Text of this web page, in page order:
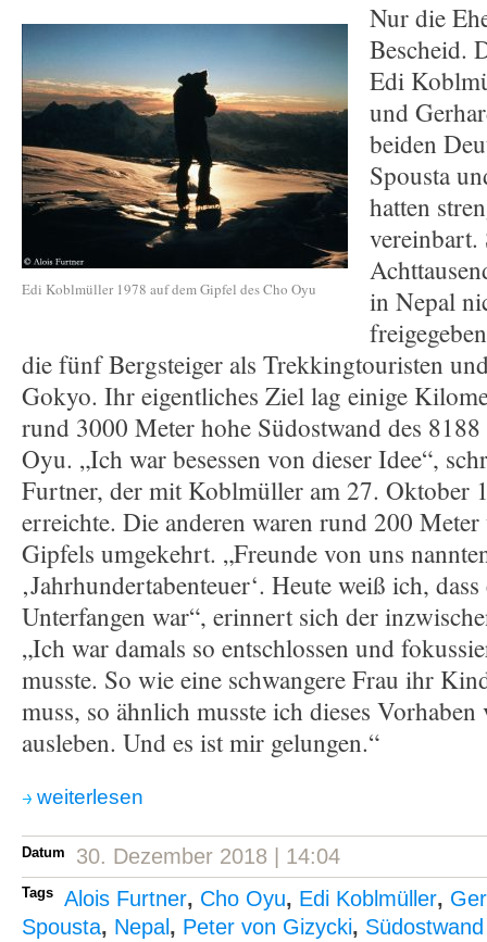
Edi Koblmüller 1978 auf dem Gipfel des Cho Oyu
Nur die
Bescheid.
Edi
und
beiden
Spousta
hatten
in Nepal
die fünf Bergsteiger als Trekkingtouristen
Gokyo. Ihr eigentliches Ziel lag einige
rund 3000 Meter hohe Südostwand des
Oyu. „Ich war besessen von dieser Idee“,
Furtner, der mit Koblmüller am 27. Oktober
erreichte. Die anderen waren rund 200 Meter
Gipfels umgekehrt. „Freunde von uns
‚Jahrhundertabenteuer‘. Heute weiß ich,
Unterfangen war“, erinnert sich der
„Ich war damals so entschlossen und
musste. So wie eine schwangere Frau ihr
muss, so ähnlich musste ich dieses
ausleben. Und es ist mir gelungen.“
weiterlesen
Datum 30. Dezember 2018 | 14:04
Tags Alois Furtner, Cho Oyu, Edi Koblmüller,
Spousta, Nepal , Peter von Gizycki, Südostwand